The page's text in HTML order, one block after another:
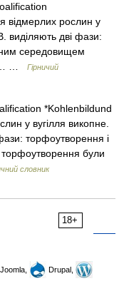
відмерлих рослин у
виділяють дві фази:
середовищем
…
Гірничий
*Kohlenbildund
у вугілля викопне.
торфоутворення і
були
словник
18+
Joomla,
Drupal,